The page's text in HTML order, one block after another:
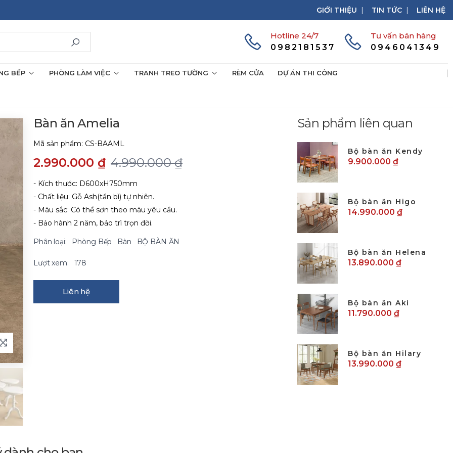
GIỚI THIỆU | TIN TỨC | LIÊN HỆ
Hotline 24/7
0982181537
Tư vấn bán hàng
0946041349
BẾP PHÒNG LÀM VIỆC TRANH TREO TƯỜNG RÈM CỬA DỰ ÁN THI CÔNG
Bàn ăn Amelia
Mã sản phẩm: CS-BAAML
2.990.000 ₫ 4.990.000 ₫
- Kích thước: D600xH750mm
- Chất liệu: Gỗ Ash(tần bì) tự nhiên.
- Màu sắc: Có thể sơn theo màu yêu cầu.
- Bảo hành 2 năm, bảo trì trọn đời.
Phân loại: Phòng Bếp Bàn BỘ BÀN ĂN
Lượt xem: 178
Liên hệ
Sản phẩm liên quan
Bộ bàn ăn Kendy
9.900.000 ₫
Bộ bàn ăn Higo
14.990.000 ₫
Bộ bàn ăn Helena
13.890.000 ₫
Bộ bàn ăn Aki
11.790.000 ₫
Bộ bàn ăn Hilary
13.990.000 ₫